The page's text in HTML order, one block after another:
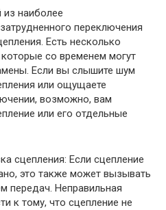
наиболее
переключения
Есть несколько
со временем могут
Если вы слышите шум
или ощущаете
возможно, вам
или его отдельные
сцепления: Если сцепление
это также может вызывать
передач. Неправильная
к тому, что сцепление не